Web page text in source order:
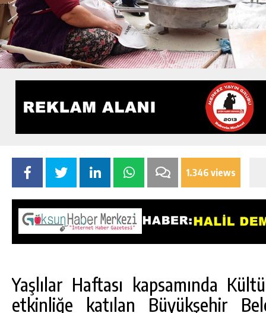
1.346 views
Yaşlılar Haftası kapsamında
etkinliğe katılan Büyükşehir